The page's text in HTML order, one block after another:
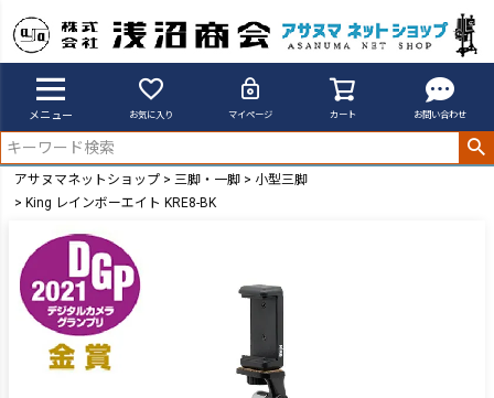
メニュー お気に入り マイページ カート お問い合わせ
アサヌマネットショップ 三脚・一脚
小型三脚
King レインボーエイト KRE8-BK